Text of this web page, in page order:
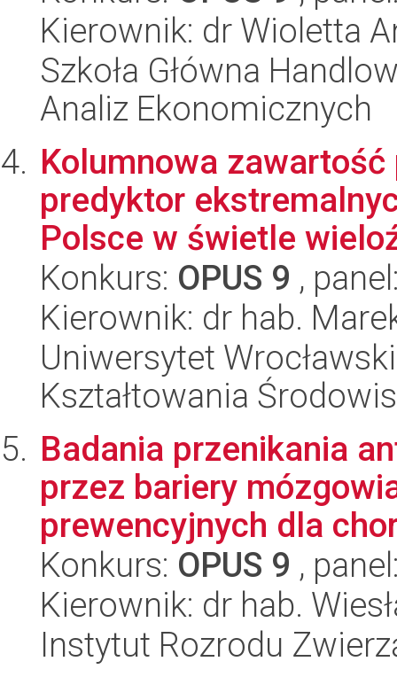
Kierownik: dr Wioletta
Szkoła Główna
Analiz Ekonomicznych
Kolumnowa
predyktor
Polsce w świetle
Konkurs: OPUS 9 ,
Kierownik: dr hab.
Uniwersytet
Kształtowania
Badania przenikania
przez bariery
prewencyjnych dla
Konkurs: OPUS 9 ,
Kierownik: dr hab.
Instytut Rozrodu